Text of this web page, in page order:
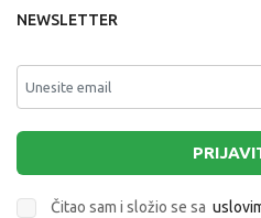
NEWSLETTER
Čitao sam i složio se sa